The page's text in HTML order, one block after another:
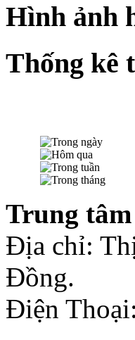
Hình ảnh
Thống kê
Trung
Địa chỉ:
Đồng.
Điện